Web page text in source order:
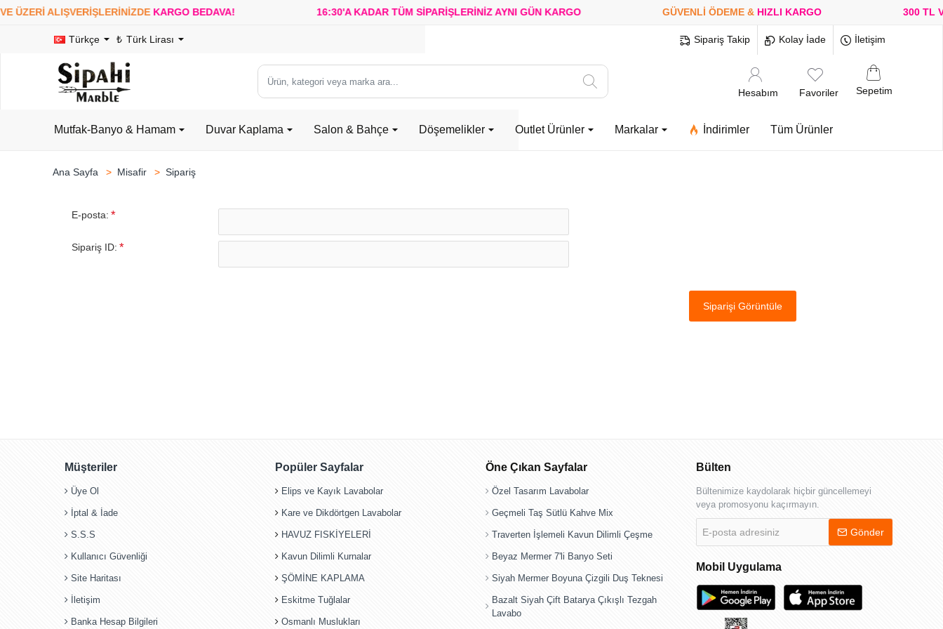
ÜZERİ ALIŞVERİŞLERİNİZDEKARGO BEDAVA! 16:30'A KADAR TÜM SİPARİŞLERİNİZAYNI GÜN KARGO GÜVENLİ ÖDEME & HIZLI KARGO 300 TL
Türkçe ₺ Türk Lirası Sipariş Takip Kolay İade İletişim
Ürün,
kategori
marka
Hesabım Favoriler Sepetim
Mutfak-Banyo & Hamam Duvar Kaplama Salon & Bahçe Döşemelikler Outlet Ürünler Markalar İndirimler Tüm Ürünler
Misafir Sipariş
E-posta:
Sipariş ID:
Müşteriler
Üye Ol
İptal & İade
S.S.S
Kullanıcı Güvenliği
Site Haritası
İletişim
Banka Hesap Bilgileri
Popüler Sayfalar
Elips ve Kayık Lavabolar
Kare ve Dikdörtgen Lavabolar
HAVUZ FISKİYELERİ
Kavun Dilimli Kurnalar
ŞÖMİNE KAPLAMA
Eskitme Tuğlalar
Osmanlı Muslukları
Öne Çıkan Sayfalar
Özel Tasarım Lavabolar
Geçmeli Taş Sütlü Kahve Mix
Traverten İşlemeli Kavun Dilimli Çeşme
Beyaz Mermer 7'li Banyo Seti
Siyah Mermer Boyuna Çizgili Duş Teknesi
Bazalt Siyah Çift Batarya Çıkışlı Tezgah
Lavabo
Bülten
Bültenimize kaydolarak hiçbir güncellemeyi
veya promosyonu kaçırmayın.
posta
Gönder
Mobil Uygulama